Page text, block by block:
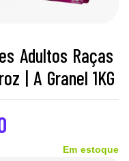
Adultos Raças
| A Granel 1KG
Em estoque